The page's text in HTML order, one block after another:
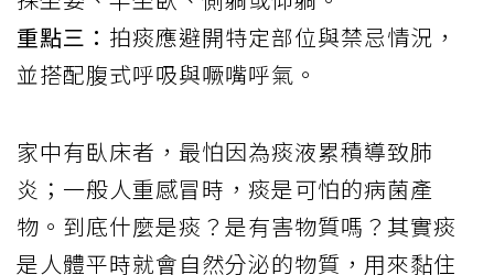
重點三： 拍痰應避開特定部位與禁忌情況，
並搭配腹式呼吸與噘嘴呼氣。
家中有臥床者，最怕因為痰液累積導致肺
炎；一般人重感冒時，痰是可怕的病菌產
物。到底什麼是痰？是有害物質嗎？其實痰
是人體平時就會自然分泌的物質，用來黏住